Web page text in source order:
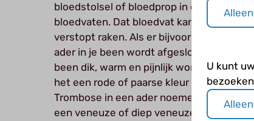
bloedstolsel of bloedprop in een van je
bloedvaten. Dat bloedvat kan daardoor
verstopt raken. Als er bijvoorbeeld een
ader in je been wordt afgesloten, kan je
been dik, warm en pijnlijk worden en kan
het een rode of paarse kleur krijgen.
Trombose in een ader noemen we ook wel
een veneuze of diep veneuze trombose
U kunt